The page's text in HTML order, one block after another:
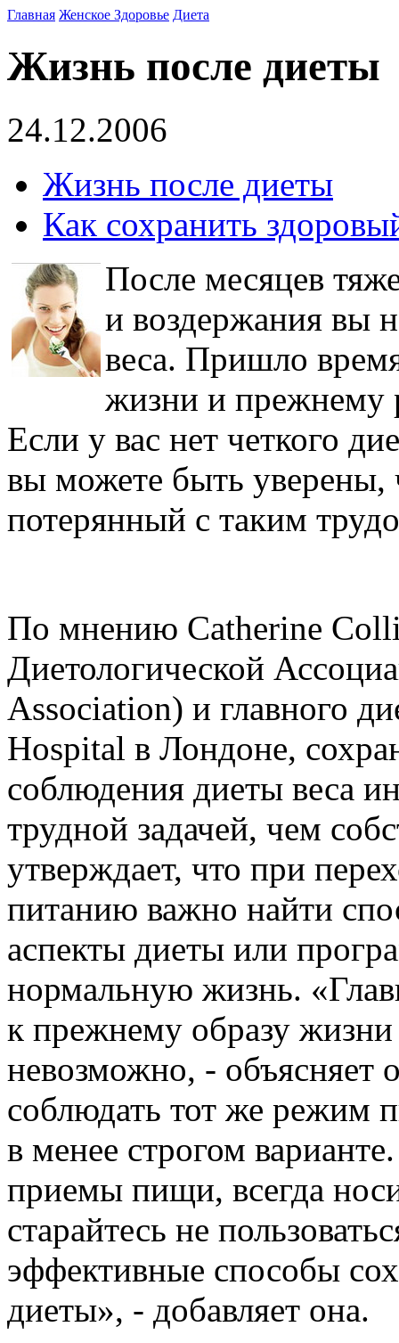
Главная Женское Здоровье Диета
Жизнь после диеты
24.12.2006
Жизнь после диеты
Как сохранить
После месяцев
и воздержания вы
веса. Пришло
жизни и прежнему
Если у вас нет четкого
вы можете быть уверены,
потерянный с таким
По мнению Catherine
Диетологической
Association) и главного
Hospital в Лондоне,
соблюдения диеты веса
трудной задачей, чем
утверждает, что при
питанию важно найти
аспекты диеты или
нормальную жизнь.
к прежнему образу
невозможно, - объясняет
соблюдать тот же режим
в менее строгом
приемы пищи, всегда
старайтесь не
эффективные способы
диеты», - добавляет она.